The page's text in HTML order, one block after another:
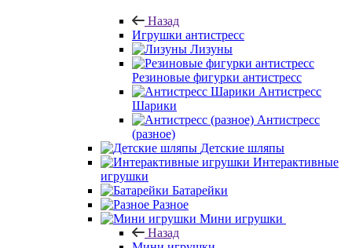
Назад
Игрушки антистресс
Лизуны
Резиновые фигурки антистресс
Антистресс
Шарики
Антистресс
(разное)
Детские шляпы
Интерактивные
игрушки
Батарейки
Разное
Мини игрушки
Назад